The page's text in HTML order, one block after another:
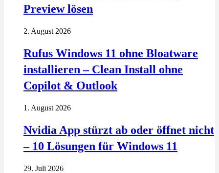
Preview lösen
2. August 2026
Rufus Windows 11 ohne Bloatware
installieren – Clean Install ohne
Copilot & Outlook
1. August 2026
Nvidia App stürzt ab oder öffnet nicht
– 10 Lösungen für Windows 11
29. Juli 2026